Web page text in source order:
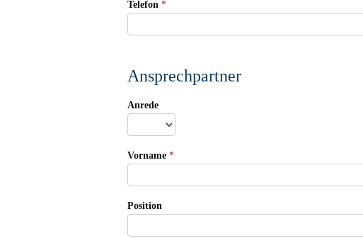
Telefon *
Ansprechpartner
Anrede
Vorname *
Position